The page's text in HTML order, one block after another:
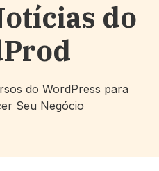
do
do WordPress para
Seu Negócio